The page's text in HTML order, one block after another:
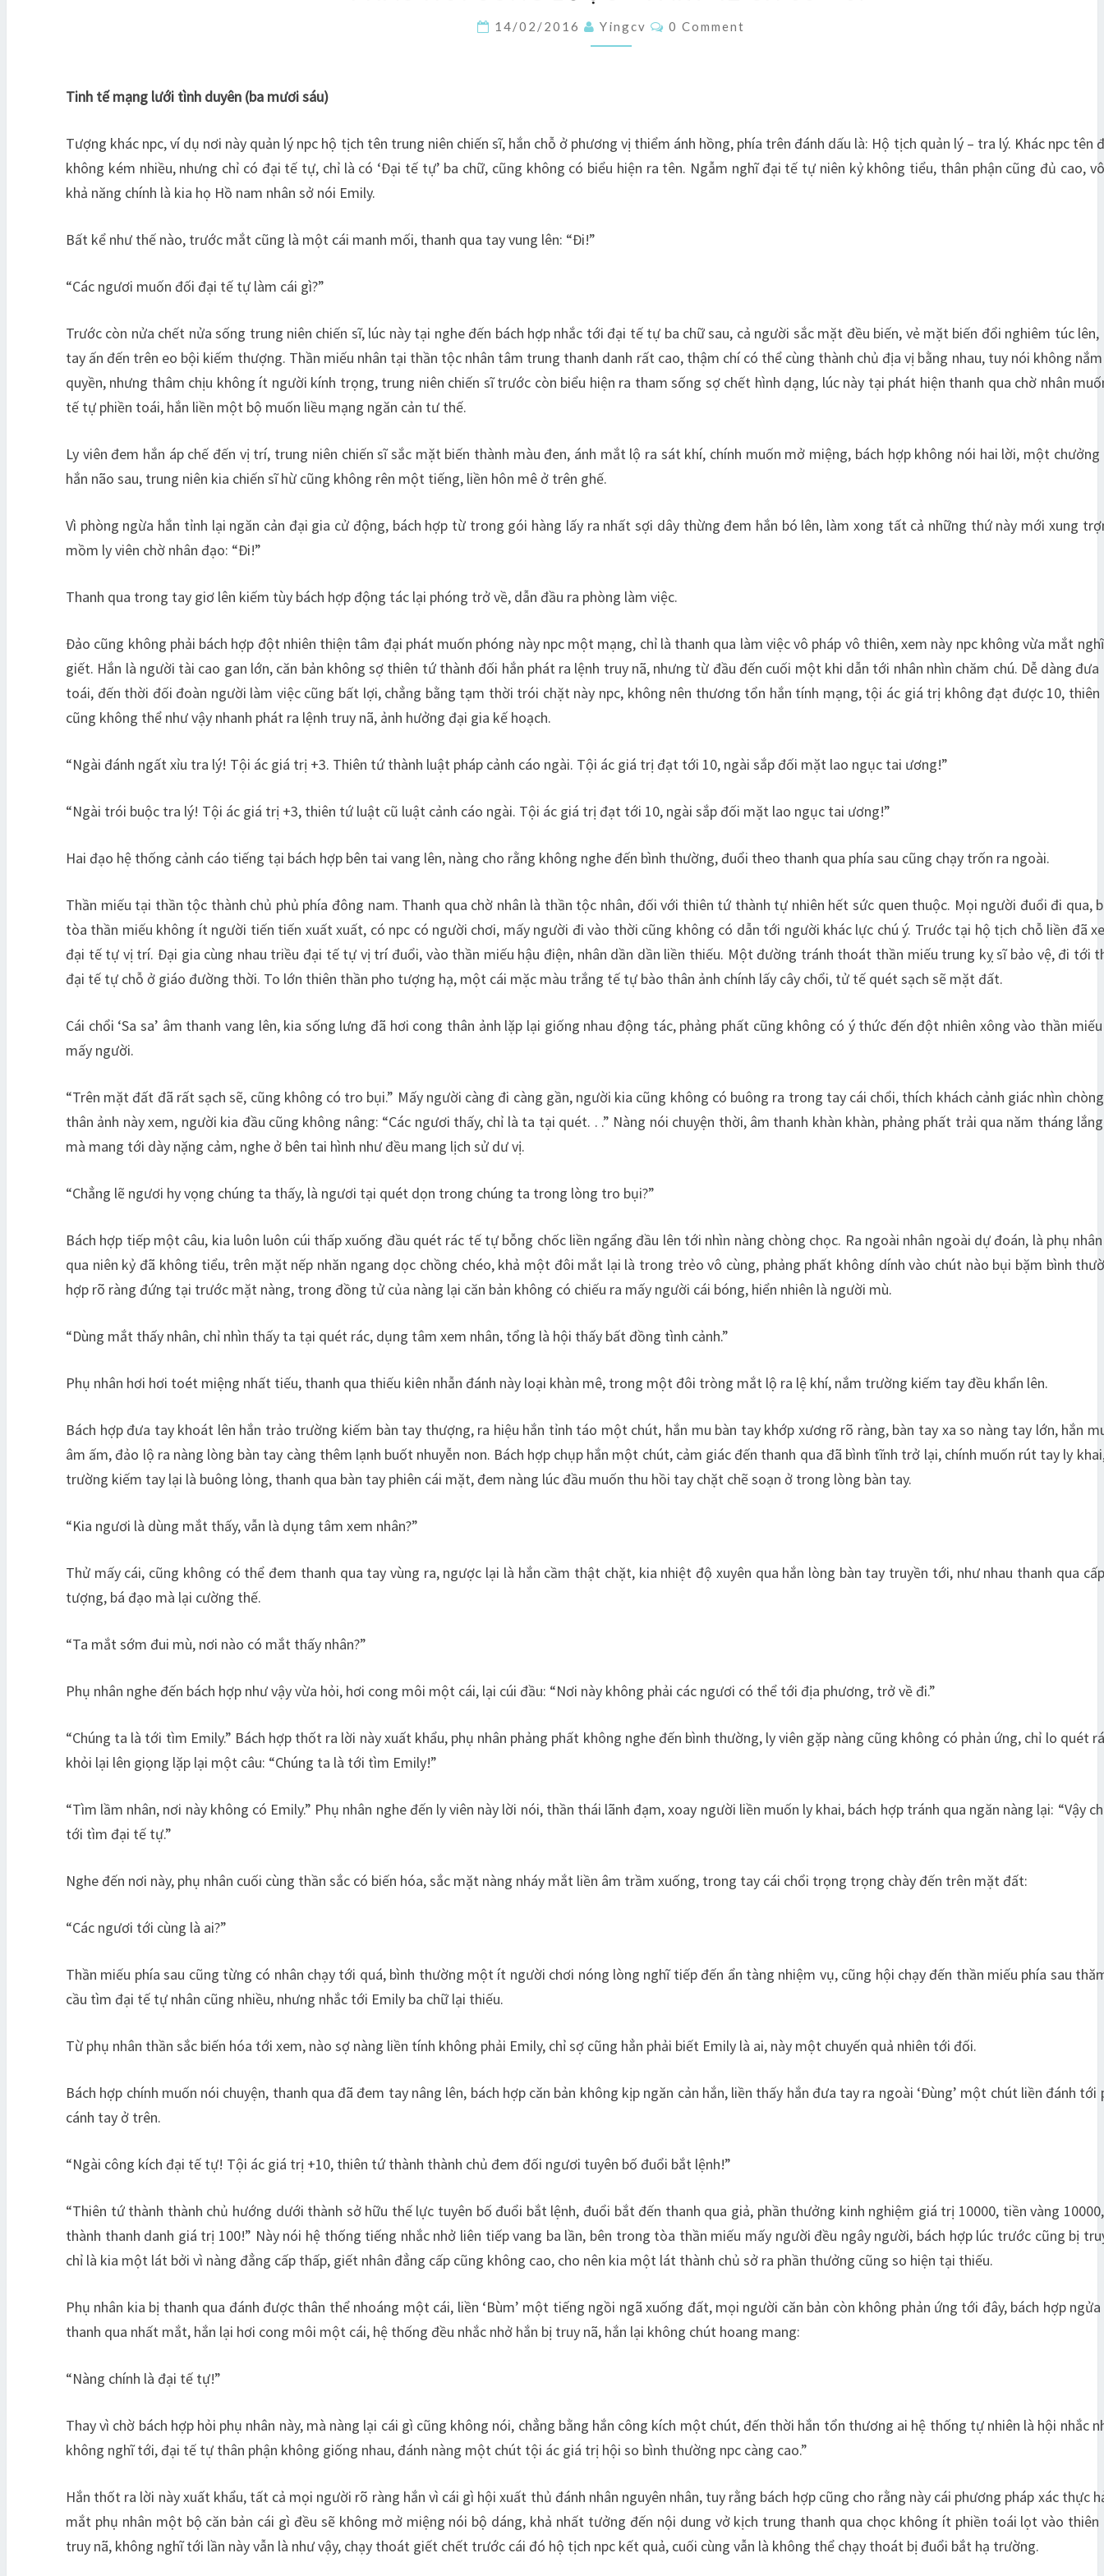
CÔNG
LƯỢC
CH
36
14/02/2016 Yingcv Comments
0 Comment
Tinh tế mạng lưới tình duyên (ba mươi sáu)
Tượng khác npc, ví dụ nơi này quản lý npc hộ tịch tên trung niên chiến sĩ, hắn chỗ ở phương vị thiểm ánh hồng, phía trên đánh dấu là: Hộ tịch quản lý – tra lý. Khác npc tên
không kém nhiều, nhưng chỉ có đại tế tự, chỉ là có ‘Đại tế tự’ ba chữ, cũng không có biểu hiện ra tên. Ngẫm nghĩ đại tế tự niên kỷ không tiểu, thân phận cũng đủ cao,
khả năng chính là kia họ Hồ nam nhân sở nói Emily.
Bất kể như thế nào, trước mắt cũng là một cái manh mối, thanh qua tay vung lên: “Đi!”
“Các ngươi muốn đối đại tế tự làm cái gì?”
Trước còn nửa chết nửa sống trung niên chiến sĩ, lúc này tại nghe đến bách hợp nhắc tới đại tế tự ba chữ sau, cả người sắc mặt đều biến, vẻ mặt biến đổi nghiêm túc
tay ấn đến trên eo bội kiếm thượng. Thần miếu nhân tại thần tộc nhân tâm trung thanh danh rất cao, thậm chí có thể cùng thành chủ địa vị bằng nhau, tuy nói không
quyền, nhưng thâm chịu không ít người kính trọng, trung niên chiến sĩ trước còn biểu hiện ra tham sống sợ chết hình dạng, lúc này tại phát hiện thanh qua chờ nhân
tế tự phiền toái, hắn liền một bộ muốn liều mạng ngăn cản tư thế.
Ly viên đem hắn áp chế đến vị trí, trung niên chiến sĩ sắc mặt biến thành màu đen, ánh mắt lộ ra sát khí, chính muốn mở miệng, bách hợp không nói hai lời, một
hắn não sau, trung niên kia chiến sĩ hừ cũng không rên một tiếng, liền hôn mê ở trên ghế.
Vì phòng ngừa hắn tỉnh lại ngăn cản đại gia cử động, bách hợp từ trong gói hàng lấy ra nhất sợi dây thừng đem hắn bó lên, làm xong tất cả những thứ này mới xung
mồm ly viên chờ nhân đạo: “Đi!”
Thanh qua trong tay giơ lên kiếm tùy bách hợp động tác lại phóng trở về, dẫn đầu ra phòng làm việc.
Đảo cũng không phải bách hợp đột nhiên thiện tâm đại phát muốn phóng này npc một mạng, chỉ là thanh qua làm việc vô pháp vô thiên, xem này npc không vừa mắt
giết. Hắn là người tài cao gan lớn, căn bản không sợ thiên tứ thành đối hắn phát ra lệnh truy nã, nhưng từ đầu đến cuối một khi dẫn tới nhân nhìn chăm chú. Dễ dàng
toái, đến thời đối đoàn người làm việc cũng bất lợi, chẳng bằng tạm thời trói chặt này npc, không nên thương tổn hắn tính mạng, tội ác giá trị không đạt được 10,
cũng không thể như vậy nhanh phát ra lệnh truy nã, ảnh hưởng đại gia kế hoạch.
“Ngài đánh ngất xỉu tra lý! Tội ác giá trị +3. Thiên tứ thành luật pháp cảnh cáo ngài. Tội ác giá trị đạt tới 10, ngài sắp đối mặt lao ngục tai ương!”
“Ngài trói buộc tra lý! Tội ác giá trị +3, thiên tứ luật cũ luật cảnh cáo ngài. Tội ác giá trị đạt tới 10, ngài sắp đối mặt lao ngục tai ương!”
Hai đạo hệ thống cảnh cáo tiếng tại bách hợp bên tai vang lên, nàng cho rằng không nghe đến bình thường, đuổi theo thanh qua phía sau cũng chạy trốn ra ngoài.
Thần miếu tại thần tộc thành chủ phủ phía đông nam. Thanh qua chờ nhân là thần tộc nhân, đối với thiên tứ thành tự nhiên hết sức quen thuộc. Mọi người đuổi đi qua,
tòa thần miếu không ít người tiến tiến xuất xuất, có npc có người chơi, mấy người đi vào thời cũng không có dẫn tới người khác lực chú ý. Trước tại hộ tịch chỗ liền đã
đại tế tự vị trí. Đại gia cùng nhau triều đại tế tự vị trí đuổi, vào thần miếu hậu điện, nhân dần dần liền thiếu. Một đường tránh thoát thần miếu trung kỵ sĩ bảo vệ, đi tới
đại tế tự chỗ ở giáo đường thời. To lớn thiên thần pho tượng hạ, một cái mặc màu trắng tế tự bào thân ảnh chính lấy cây chổi, tử tế quét sạch sẽ mặt đất.
Cái chổi ‘Sa sa’ âm thanh vang lên, kia sống lưng đã hơi cong thân ảnh lặp lại giống nhau động tác, phảng phất cũng không có ý thức đến đột nhiên xông vào thần
mấy người.
“Trên mặt đất đã rất sạch sẽ, cũng không có tro bụi.” Mấy người càng đi càng gần, người kia cũng không có buông ra trong tay cái chổi, thích khách cảnh giác nhìn
thân ảnh này xem, người kia đầu cũng không nâng: “Các ngươi thấy, chỉ là ta tại quét. . .” Nàng nói chuyện thời, âm thanh khàn khàn, phảng phất trải qua năm tháng
mà mang tới dày nặng cảm, nghe ở bên tai hình như đều mang lịch sử dư vị.
“Chẳng lẽ ngươi hy vọng chúng ta thấy, là ngươi tại quét dọn trong chúng ta trong lòng tro bụi?”
Bách hợp tiếp một câu, kia luôn luôn cúi thấp xuống đầu quét rác tế tự bỗng chốc liền ngẩng đầu lên tới nhìn nàng chòng chọc. Ra ngoài nhân ngoài dự đoán, là phụ
qua niên kỷ đã không tiểu, trên mặt nếp nhăn ngang dọc chồng chéo, khả một đôi mắt lại là trong trẻo vô cùng, phảng phất không dính vào chút nào bụi bặm bình
hợp rõ ràng đứng tại trước mặt nàng, trong đồng tử của nàng lại căn bản không có chiếu ra mấy người cái bóng, hiển nhiên là người mù.
“Dùng mắt thấy nhân, chỉ nhìn thấy ta tại quét rác, dụng tâm xem nhân, tổng là hội thấy bất đồng tình cảnh.”
Phụ nhân hơi hơi toét miệng nhất tiếu, thanh qua thiếu kiên nhẫn đánh này loại khàn mê, trong một đôi tròng mắt lộ ra lệ khí, nắm trường kiếm tay đều khẩn lên.
Bách hợp đưa tay khoát lên hắn trảo trường kiếm bàn tay thượng, ra hiệu hắn tỉnh táo một chút, hắn mu bàn tay khớp xương rõ ràng, bàn tay xa so nàng tay lớn, hắn
âm ấm, đảo lộ ra nàng lòng bàn tay càng thêm lạnh buốt nhuyễn non. Bách hợp chụp hắn một chút, cảm giác đến thanh qua đã bình tĩnh trở lại, chính muốn rút tay ly
trường kiếm tay lại là buông lỏng, thanh qua bàn tay phiên cái mặt, đem nàng lúc đầu muốn thu hồi tay chặt chẽ soạn ở trong lòng bàn tay.
“Kia ngươi là dùng mắt thấy, vẫn là dụng tâm xem nhân?”
Thử mấy cái, cũng không có thể đem thanh qua tay vùng ra, ngược lại là hắn cầm thật chặt, kia nhiệt độ xuyên qua hắn lòng bàn tay truyền tới, như nhau thanh qua
tượng, bá đạo mà lại cường thế.
“Ta mắt sớm đui mù, nơi nào có mắt thấy nhân?”
Phụ nhân nghe đến bách hợp như vậy vừa hỏi, hơi cong môi một cái, lại cúi đầu: “Nơi này không phải các ngươi có thể tới địa phương, trở về đi.”
“Chúng ta là tới tìm Emily.” Bách hợp thốt ra lời này xuất khẩu, phụ nhân phảng phất không nghe đến bình thường, ly viên gặp nàng cũng không có phản ứng, chỉ lo quét
khỏi lại lên giọng lặp lại một câu: “Chúng ta là tới tìm Emily!”
“Tìm lầm nhân, nơi này không có Emily.” Phụ nhân nghe đến ly viên này lời nói, thần thái lãnh đạm, xoay người liền muốn ly khai, bách hợp tránh qua ngăn nàng lại: “Vậy
tới tìm đại tế tự.”
Nghe đến nơi này, phụ nhân cuối cùng thần sắc có biến hóa, sắc mặt nàng nháy mắt liền âm trầm xuống, trong tay cái chổi trọng trọng chày đến trên mặt đất:
“Các ngươi tới cùng là ai?”
Thần miếu phía sau cũng từng có nhân chạy tới quá, bình thường một ít người chơi nóng lòng nghĩ tiếp đến ẩn tàng nhiệm vụ, cũng hội chạy đến thần miếu phía sau
cầu tìm đại tế tự nhân cũng nhiều, nhưng nhắc tới Emily ba chữ lại thiếu.
Từ phụ nhân thần sắc biến hóa tới xem, nào sợ nàng liền tính không phải Emily, chỉ sợ cũng hẳn phải biết Emily là ai, này một chuyến quả nhiên tới đối.
Bách hợp chính muốn nói chuyện, thanh qua đã đem tay nâng lên, bách hợp căn bản không kịp ngăn cản hắn, liền thấy hắn đưa tay ra ngoài ‘Đùng’ một chút liền đánh tới
cánh tay ở trên.
“Ngài công kích đại tế tự! Tội ác giá trị +10, thiên tứ thành thành chủ đem đối ngươi tuyên bố đuổi bắt lệnh!”
“Thiên tứ thành thành chủ hướng dưới thành sở hữu thế lực tuyên bố đuổi bắt lệnh, đuổi bắt đến thanh qua giả, phần thưởng kinh nghiệm giá trị 10000, tiền vàng
thành thanh danh giá trị 100!” Này nói hệ thống tiếng nhắc nhở liên tiếp vang ba lần, bên trong tòa thần miếu mấy người đều ngây người, bách hợp lúc trước cũng bị
chỉ là kia một lát bởi vì nàng đẳng cấp thấp, giết nhân đẳng cấp cũng không cao, cho nên kia một lát thành chủ sở ra phần thưởng cũng so hiện tại thiếu.
Phụ nhân kia bị thanh qua đánh được thân thể nhoáng một cái, liền ‘Bùm’ một tiếng ngồi ngã xuống đất, mọi người căn bản còn không phản ứng tới đây, bách hợp
thanh qua nhất mắt, hắn lại hơi cong môi một cái, hệ thống đều nhắc nhở hắn bị truy nã, hắn lại không chút hoang mang:
“Nàng chính là đại tế tự!”
Thay vì chờ bách hợp hỏi phụ nhân này, mà nàng lại cái gì cũng không nói, chẳng bằng hắn công kích một chút, đến thời hắn tổn thương ai hệ thống tự nhiên là hội nhắc
không nghĩ tới, đại tế tự thân phận không giống nhau, đánh nàng một chút tội ác giá trị hội so bình thường npc càng cao.”
Hắn thốt ra lời này xuất khẩu, tất cả mọi người rõ ràng hắn vì cái gì hội xuất thủ đánh nhân nguyên nhân, tuy rằng bách hợp cũng cho rằng này cái phương pháp xác thực
mắt phụ nhân một bộ căn bản cái gì đều sẽ không mở miệng nói bộ dáng, khả nhất tưởng đến nội dung vở kịch trung thanh qua chọc không ít phiền toái lọt vào
truy nã, không nghĩ tới lần này vẫn là như vậy, chạy thoát giết chết trước cái đó hộ tịch npc kết quả, cuối cùng vẫn là không thể chạy thoát bị đuổi bắt hạ trường.